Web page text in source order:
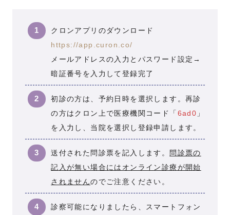
クロンアプリのダウンロード
https://app.curon.co/
メールアドレスの入力とパスワード設定→
暗証番号を入力して登録完了
初診の方は、予約日時を選択します。再診
の方はクロン上で医療機関コード「 6ad0 」
を入力し、当院を選択し登録申請します。
送付された問診票を記入します。
問診票の
記入が無い場合にはオンライン診療が開始
されませんのでご注意ください。
診察可能になりましたら、スマートフォン